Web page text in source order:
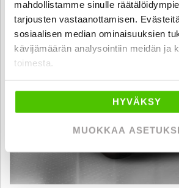
mahdollistamme sinulle
tarjousten vastaanottamisen.
sosiaalisen median ominaisuuksien
kävijämäärän analysointiin meidän ja
toimesta.
HYVÄKSY
MUOKKAA